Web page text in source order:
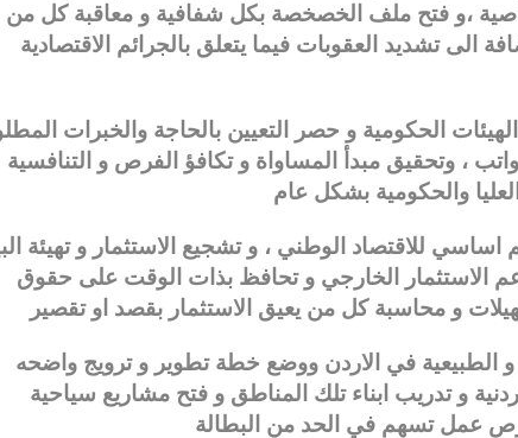
،و فتح ملف الخصخصة بكل شفافية و معاقبة كل من
الى تشديد العقوبات فيما يتعلق بالجرائم الاقتصادية
الحكومية و حصر التعيين بالحاجة والخبرات
، وتحقيق مبدأ المساواة و تكافؤ الفرص و التنافسية
للاقتصاد الوطني ، و تشجيع الاستثمار و تهيئة
الاستثمار الخارجي و تحافظ بذات الوقت على حقوق
و الطبيعية في الاردن ووضع خطة تطوير و ترويج واضحه
و تدريب ابناء تلك المناطق و فتح مشاريع سياحية